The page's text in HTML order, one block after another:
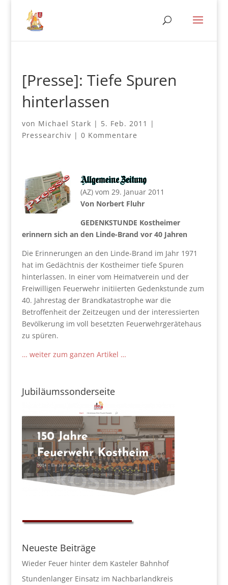
[Presse]: Tiefe Spuren
hinterlassen
von Michael Stark | 5. Feb. 2011
|
Pressearchiv | 0 Kommentare
(AZ) vom 29. Januar 2011
Von Norbert Fluhr
GEDENKSTUNDE Kostheimer
erinnern sich an den Linde-Brand vor 40 Jahren
Die Erinnerungen an den Linde-Brand im Jahr 1971
hat im Gedächtnis der Kostheimer tiefe Spuren
hinterlassen. In einer vom Heimatverein und der
Freiwilligen Feuerwehr initiierten Gedenkstunde zum
40. Jahrestag der Brandkatastrophe war die
Betroffenheit der Zeitzeugen und der interessierten
Bevölkerung im voll besetzten Feuerwehrgerätehaus
zu spüren.
… weiter zum ganzen Artikel …
Jubiläumssonderseite
Neueste Beiträge
Wieder Feuer hinter dem Kasteler Bahnhof
Stundenlanger Einsatz im Nachbarlandkreis